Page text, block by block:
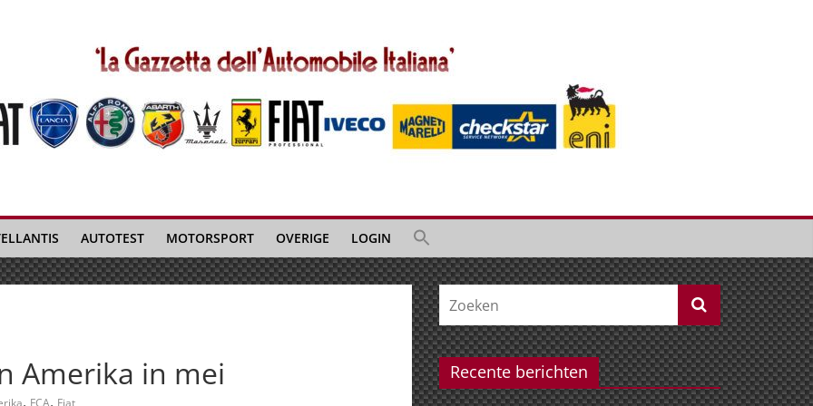
AUTOTEST MOTORSPORT OVERIGE LOGIN
Amerika in mei
, FCA, Fiat
Recente berichten